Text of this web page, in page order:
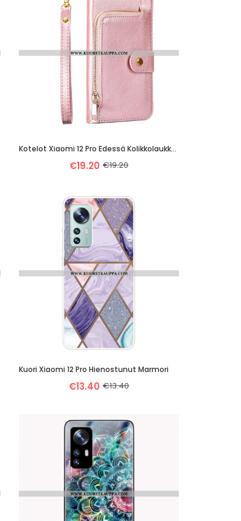
Kotelot Xiaomi 12 Pro Edessä Kolikkolaukku Ja Kaulanauha
€19.20 €19.20
Kuori Xiaomi 12 Pro Hienostunut Marmori
€13.40 €13.40